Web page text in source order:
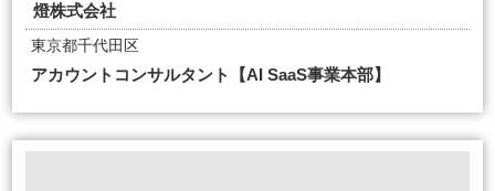
燈株式会社
東京都千代田区
アカウントコンサルタント【AI SaaS事業本部】